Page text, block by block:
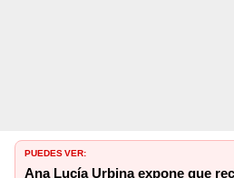
PUEDES VER:
Ana Lucía Urbina expone que